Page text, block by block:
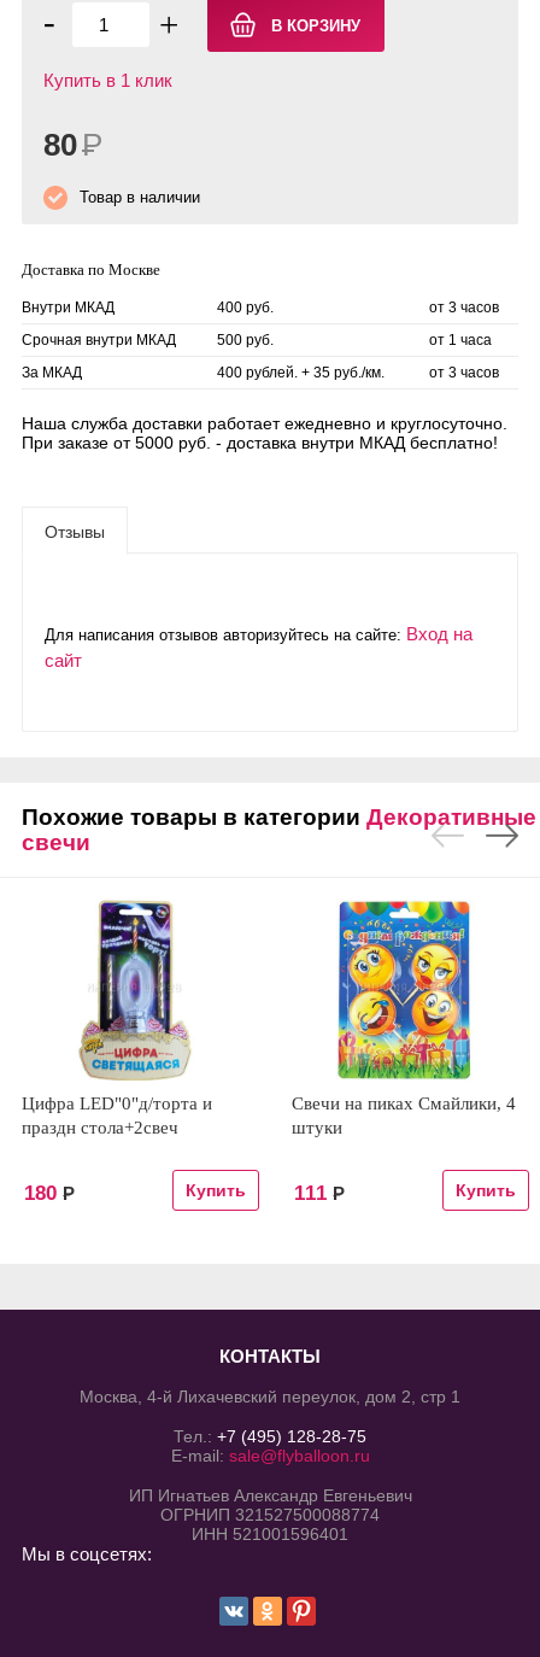
- +
Купить в 1 клик
80Р
Товар в наличии
Доставка по Москве
Внутри МКАД 400 руб.
от 3 часов
Срочная внутри МКАД
500 руб.
от 1 часа
За МКАД
400 рублей. + 35 руб./км. от 3 часов
Наша служба доставки работает ежедневно и круглосуточно.
При заказе от 5000 руб. - доставка внутри МКАД бесплатно!
Отзывы
Для написания отзывов авторизуйтесь на сайте: Вход на
сайт
Похожие товары в категории Декоративные
свечи
Цифра LED"0"д/торта и
праздн стола+2свеч
180 Р
Свечи на пиках Смайлики, 4
штуки
111 Р
КОНТАКТЫ
Москва, 4-й Лихачевский переулок, дом 2, стр 1
Тел.: +7 (495) 128-28-75
E-mail: sale@flyballoon.ru
ИП Игнатьев Александр Евгеньевич
ОГРНИП 321527500088774
ИНН 521001596401
Мы в соцсетях: